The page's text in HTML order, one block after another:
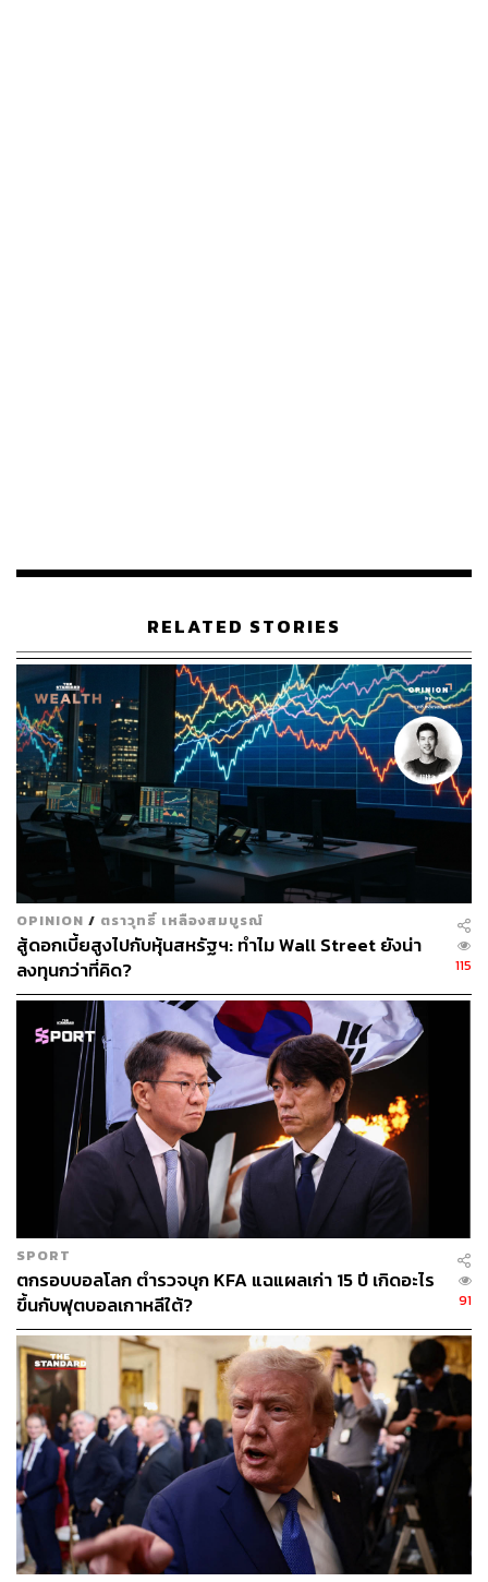
202
ABOUT THE AUTHOR
THE STANDARD TEAM
กองบรรณาธิการ THE STANDARD
RELATED STORIES
OPINION / ตราวุทธิ์ เหลืองสมบูรณ์
สู้ดอกเบี้ยสูงไปกับหุ้นสหรัฐฯ: ทำไม Wall Street ยังน่า
ลงทุนกว่าที่คิด?
115
SPORT
ตกรอบบอลโลก ตำรวจบุก KFA แฉแผลเก่า 15 ปี เกิดอะไร
ขึ้นกับฟุตบอลเกาหลีใต้?
91